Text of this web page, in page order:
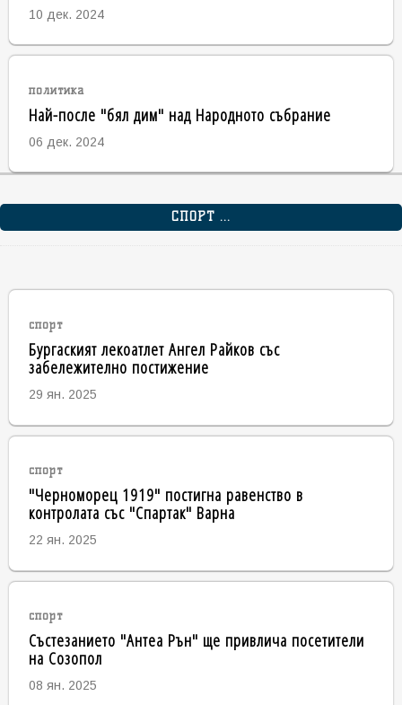
10 дек. 2024
политика
Най-после "бял дим" над Народното събрание
06 дек. 2024
СПОРТ ...
спорт
Бургаският лекоатлет Ангел Райков със
забележително постижение
29 ян. 2025
спорт
"Черноморец 1919" постигна равенство в
контролата със "Спартак" Варна
22 ян. 2025
спорт
Състезанието "Антеа Рън" ще привлича посетители
на Созопол
08 ян. 2025